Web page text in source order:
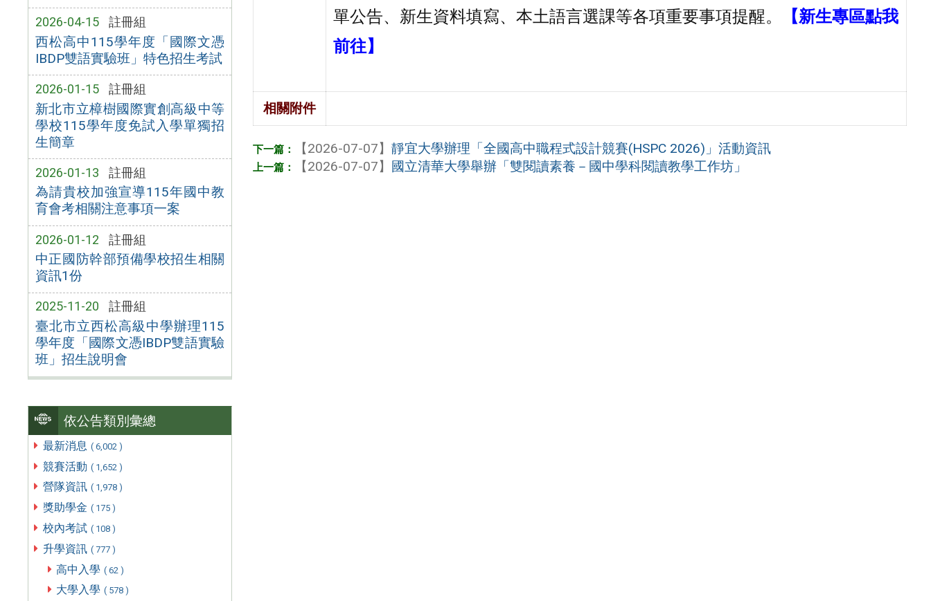
2026-04-15 註冊組
西松高中115學年度「國際文憑
IBDP雙語實驗班」特色招生考試
2026-01-15 註冊組
新北市立樟樹國際實創高級中等
學校115學年度免試入學單獨招
生簡章
2026-01-13 註冊組
為請貴校加強宣導115年國中教
育會考相關注意事項一案
2026-01-12 註冊組
中正國防幹部預備學校招生相關
資訊1份
2025-11-20 註冊組
臺北市立西松高級中學辦理115
學年度「國際文憑IBDP雙語實驗
班」招生說明會
依公告類別彙總
最新消息 ( 6,002 )
競賽活動 ( 1,652 )
營隊資訊 ( 1,978 )
獎助學金 ( 175 )
校內考試 ( 108 )
升學資訊 ( 777 )
高中入學 ( 62 )
大學入學 ( 578 )
單公告、新生資料填寫、本土語言選課等各項重要事項提醒。
【新生專區點我
前往】
相關附件
【2026-07-07】靜宜大學辦理「全國高中職程式設計競賽(HSPC 2026)」活動資訊
【2026-07-07】 國立清華大學舉辦「雙閱讀素養－國中學科閱讀教學工作坊」